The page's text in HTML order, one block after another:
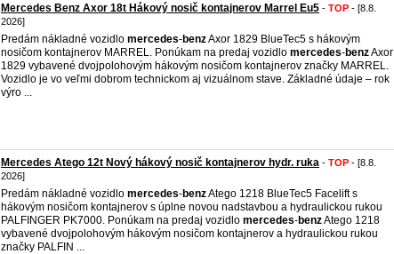
Mercedes Benz Axor 18t Hákový nosič kontajnerov Marrel Eu5 - TOP - [8.8.
2026]
Predám nákladné vozidlo mercedes-benzAxor 1829 BlueTec5 s hákovým
nosičom kontajnerov MARREL. Ponúkam na predaj vozidlo mercedes-benzAxor
1829 vybavené dvojpolohovým hákovým nosičom kontajnerov značky MARREL.
Vozidlo je vo veľmi dobrom technickom aj vizuálnom stave. Základné údaje – rok
výro ...
Mercedes Atego 12t Nový hákový nosič kontajnerov hydr. ruka - TOP - [8.8.
2026]
Predám nákladné vozidlo mercedes-benzAtego 1218 BlueTec5 Facelift s
hákovým nosičom kontajnerov s úplne novou nadstavbou a hydraulickou rukou
PALFINGER PK7000. Ponúkam na predaj vozidlo mercedes-benzAtego 1218
vybavené dvojpolohovým hákovým nosičom kontajnerov a hydraulickou rukou
značky PALFIN ...